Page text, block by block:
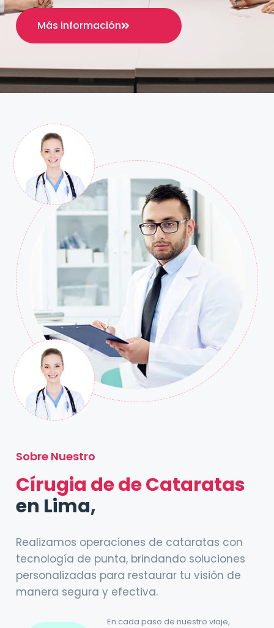
Más información
Sobre Nuestro
Círugia de de Cataratas
en Lima,
Realizamos operaciones de cataratas con
tecnología de punta, brindando soluciones
personalizadas para restaurar tu visión de
manera segura y efectiva.
En cada paso de nuestro viaje,